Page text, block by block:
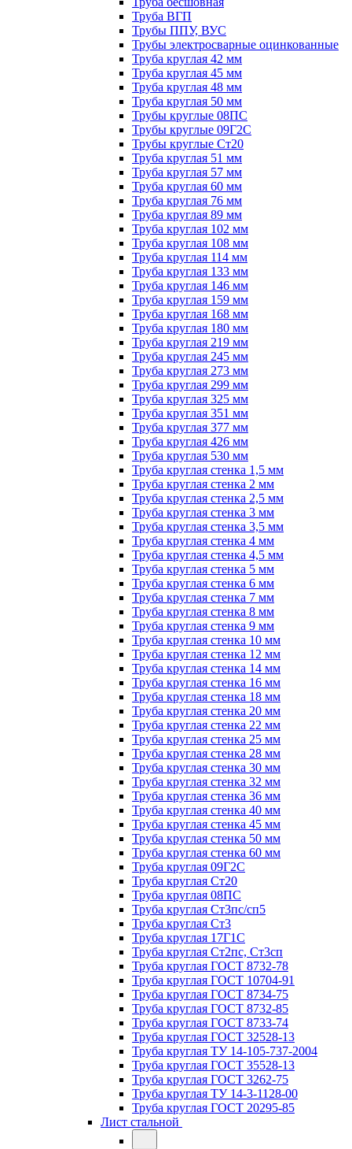
Труба ВГП
Трубы ППУ, ВУС
Трубы электросварные оцинкованные
Труба круглая 42 мм
Труба круглая 45 мм
Труба круглая 48 мм
Труба круглая 50 мм
Трубы круглые 08ПС
Трубы круглые 09Г2С
Трубы круглые Ст20
Труба круглая 51 мм
Труба круглая 57 мм
Труба круглая 60 мм
Труба круглая 76 мм
Труба круглая 89 мм
Труба круглая 102 мм
Труба круглая 108 мм
Труба круглая 114 мм
Труба круглая 133 мм
Труба круглая 146 мм
Труба круглая 159 мм
Труба круглая 168 мм
Труба круглая 180 мм
Труба круглая 219 мм
Труба круглая 245 мм
Труба круглая 273 мм
Труба круглая 299 мм
Труба круглая 325 мм
Труба круглая 351 мм
Труба круглая 377 мм
Труба круглая 426 мм
Труба круглая 530 мм
Труба круглая стенка 1,5 мм
Труба круглая стенка 2 мм
Труба круглая стенка 2,5 мм
Труба круглая стенка 3 мм
Труба круглая стенка 3,5 мм
Труба круглая стенка 4 мм
Труба круглая стенка 4,5 мм
Труба круглая стенка 5 мм
Труба круглая стенка 6 мм
Труба круглая стенка 7 мм
Труба круглая стенка 8 мм
Труба круглая стенка 9 мм
Труба круглая стенка 10 мм
Труба круглая стенка 12 мм
Труба круглая стенка 14 мм
Труба круглая стенка 16 мм
Труба круглая стенка 18 мм
Труба круглая стенка 20 мм
Труба круглая стенка 22 мм
Труба круглая стенка 25 мм
Труба круглая стенка 28 мм
Труба круглая стенка 30 мм
Труба круглая стенка 32 мм
Труба круглая стенка 36 мм
Труба круглая стенка 40 мм
Труба круглая стенка 45 мм
Труба круглая стенка 50 мм
Труба круглая стенка 60 мм
Труба круглая 09Г2С
Труба круглая Ст20
Труба круглая 08ПС
Труба круглая Ст3пс/сп5
Труба круглая Ст3
Труба круглая 17Г1С
Труба круглая Ст2пс, Ст3сп
Труба круглая ГОСТ 8732-78
Труба круглая ГОСТ 10704-91
Труба круглая ГОСТ 8734-75
Труба круглая ГОСТ 8732-85
Труба круглая ГОСТ 8733-74
Труба круглая ГОСТ 32528-13
Труба круглая ТУ 14-105-737-2004
Труба круглая ГОСТ 35528-13
Труба круглая ГОСТ 3262-75
Труба круглая ТУ 14-3-1128-00
Труба круглая ГОСТ 20295-85
Лист стальной